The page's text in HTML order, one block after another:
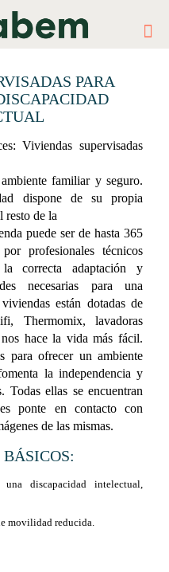
PARA
Viviendas supervisadas
familiar y seguro.
dispone de su propia
resto de la
puede ser de hasta 365
profesionales técnicos
la correcta adaptación y
necesarias para una
están dotadas de
Thermomix, lavadoras
hace la vida más fácil.
para ofrecer un ambiente
la independencia y
Todas ellas se encuentran
ponte en contacto con
de las mismas.
discapacidad intelectual,
movilidad reducida.